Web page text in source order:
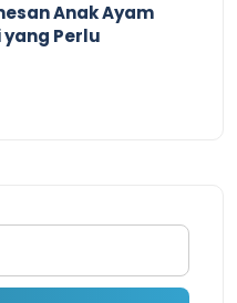
Anak Ayam
Perlu